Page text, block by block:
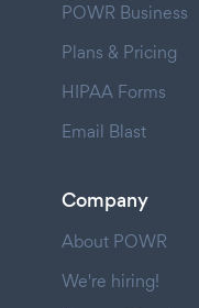
POWR Business
Plans & Pricing
HIPAA Forms
Email Blast
Company
About POWR
We're hiring!